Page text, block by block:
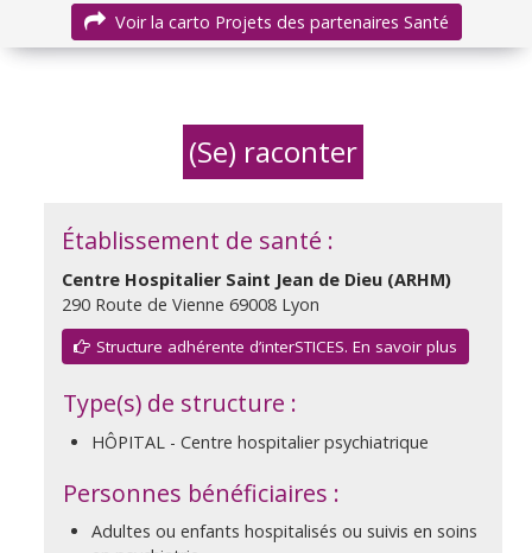
Voir la carto Projets des partenaires Santé
(Se) raconter
Établissement de santé :
Centre Hospitalier Saint Jean de Dieu (ARHM)
290 Route de Vienne 69008 Lyon
Structure adhérente d’interSTICES. En savoir plus
Type(s) de structure :
HÔPITAL - Centre hospitalier psychiatrique
Personnes bénéficiaires :
Adultes ou enfants hospitalisés ou suivis en soins